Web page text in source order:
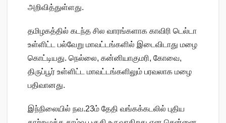
அறிவித்துள்ளது.
தமிழகத்தில் கடந்த சில வாரங்களாக காவிரி டெல்டா
உள்ளிட்ட பல்வேறு மாவட்டங்களில் இடைவிடாது மழை
கொட்டியது. நெல்லை, கன்னியாகுமரி, கோவை,
திருப்பூர் உள்ளிட்ட மாவட்டங்களிலும் பரவலாக மழை
பதிவானது.
இந்நிலையில் நவ.23ம் தேதி வங்கக்கடலில் புதிய